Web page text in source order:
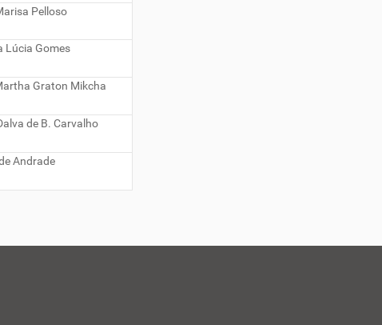
Pelloso
Lúcia Gomes
Graton Mikcha
de B. Carvalho
Andrade